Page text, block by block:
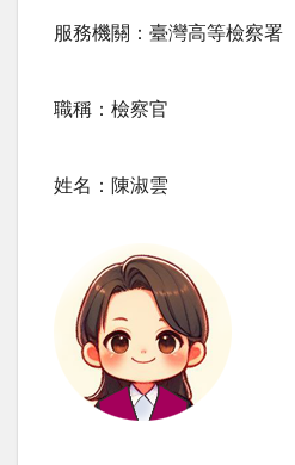
服務機關：臺灣高等檢察署
職稱：檢察官
姓名：陳淑雲